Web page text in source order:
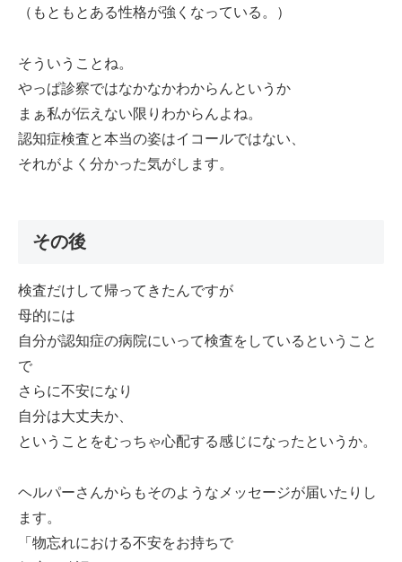
（もともとある性格が強くなっている。）
そういうことね。
やっぱ診察ではなかなかわからんというか
まぁ私が伝えない限りわからんよね。
認知症検査と本当の姿はイコールではない、
それがよく分かった気がします。
その後
検査だけして帰ってきたんですが
母的には
自分が認知症の病院にいって検査をしているということ
で
さらに不安になり
自分は大丈夫か、
ということをむっちゃ心配する感じになったというか。
ヘルパーさんからもそのようなメッセージが届いたりし
ます。
「物忘れにおける不安をお持ちで